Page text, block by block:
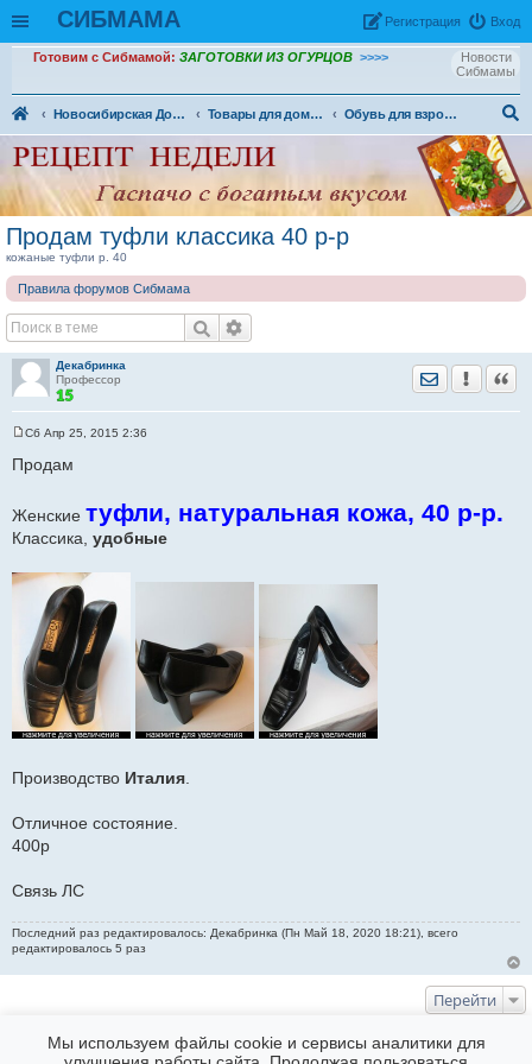
СИБМАМА Вход
Рeгиcтpaция
Новости
Сибмамы
Готовим с Сибмамой: ЗАГОТОВКИ ИЗ ОГУРЦОВ >>>>
Новосибирская Доска объявлений Товары для дома и семьи. (ДО)
Обувь для взрослых (ДО)
ск
Продам туфли классика 40 р-р
кожаные туфли р. 40
Правила форумов Сибмама
Декабринка
Профессор
Отправить
о
е
и
Сб Апр 25, 2015 2:36
Продам
Женские туфли, натуральная кожа, 40 р-р.
Классика, удобные
Производство Италия
Отличное состояние.
400р
Связь ЛС
Последний раз редактировалось: Декабринка (Пн Май 18, 2020 18:21), всего
редактировалось 5 раз
Перейти
КТО СЕЙЧАС НА ФОРУМЕ
Сейчас эту тему просматривают: Нет
Мы используем файлы cookie и сервисы аналитики для